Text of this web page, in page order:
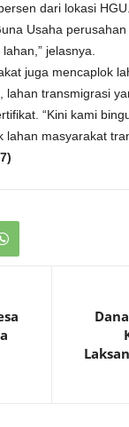
dari lokasi
Usaha
jelasnya.
juga mencaplok
lahan transmigrasi
“Kini kami
lahan masyarakat